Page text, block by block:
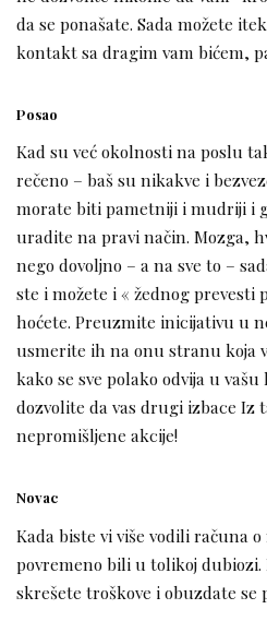
da se ponašate. Sada možete
kontakt sa dragim vam bićem,
Posao
Kad su već okolnosti na poslu
rečeno – baš su nikakve i
morate biti pametniji i mudriji i
uradite na pravi način. Mozga,
nego dovoljno – a na sve to –
ste i možete i « žednog prevesti
hoćete. Preuzmite inicijativu u
usmerite ih na onu stranu koja
kako se sve polako odvija u
dozvolite da vas drugi izbace Iz
nepromišljene akcije!
Novac
Kada biste vi više vodili računa
povremeno bili u tolikoj dubiozi.
skrešete troškove i obuzdate